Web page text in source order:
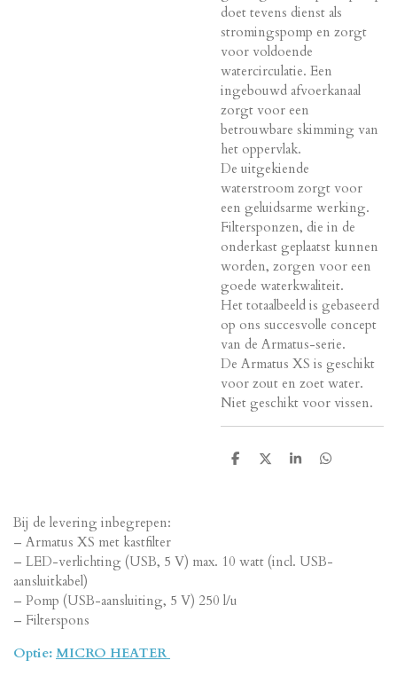
doet tevens dienst als
stromingspomp en zorgt
voor voldoende
watercirculatie. Een
ingebouwd afvoerkanaal
zorgt voor een
betrouwbare skimming van
het oppervlak.
De uitgekiende
waterstroom zorgt voor
een geluidsarme werking.
Filtersponzen, die in de
onderkast geplaatst kunnen
worden, zorgen voor een
goede waterkwaliteit.
Het totaalbeeld is gebaseerd
op ons succesvolle concept
van de Armatus-serie.
De Armatus XS is geschikt
voor zout en zoet water.
Niet geschikt voor vissen.
D
D
S
D
Bij de levering inbegrepen:
– Armatus XS met kastfilter
– LED-verlichting (USB, 5 V) max. 10 watt (incl. USB-
aansluitkabel)
– Pomp (USB-aansluiting, 5 V) 250 l/u
– Filterspons
Optie: MICRO HEATER